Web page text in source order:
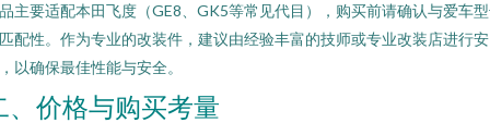
主要适配本田飞度（GE8、GK5等常见代目），购买前请确认与爱车
配性。作为专业的改装件，建议由经验丰富的技师或专业改装店进行安
以确保最佳性能与安全。
、价格与购买考量